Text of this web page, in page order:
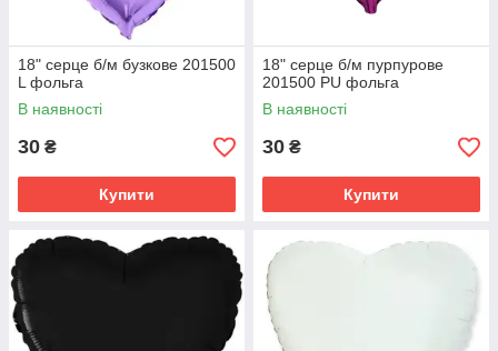
18" серце б/м бузкове 201500
L фольга
В наявності
30 ₴
Купити
18" серце б/м пурпурове
201500 PU фольга
В наявності
30 ₴
Купити